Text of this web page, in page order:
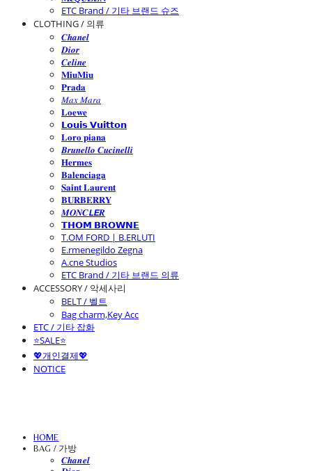
ETC Brand / 기타 브랜드 슈즈
CLOTHING / 의류
𝑪𝒉𝒂𝒏𝒆𝒍
𝑫𝒊𝒐𝒓
𝑪𝒆𝒍𝒊𝒏𝒆
𝐌𝐢𝐮𝐌𝐢𝐮
𝐏𝐫𝐚𝐝𝐚
𝑀𝑎𝑥 𝑀𝑎𝑟𝑎
𝐋𝐨𝐞𝐰𝐞
𝗟𝗼𝘂𝗶𝘀 𝗩𝘂𝗶𝘁𝘁𝗼𝗻
𝐋𝐨𝐫𝐨 𝐩𝐢𝐚𝐧𝐚
𝑩𝒓𝒖𝒏𝒆𝒍𝒍𝒐 𝑪𝒖𝒄𝒊𝒏𝒆𝒍𝒍𝒊
𝐇𝐞𝐫𝐦𝐞𝐬
𝐁𝐚𝐥𝐞𝐧𝐜𝐢𝐚𝐠𝐚
𝐒𝐚𝐢𝐧𝐭 𝐋𝐚𝐮𝐫𝐞𝐧𝐭
𝐁𝐔𝐑𝐁𝐄𝐑𝐑𝐘
𝑴𝑶𝑵𝑪𝙇𝙀𝑹
𝗧𝗛𝗢𝗠 𝗕𝗥𝗢𝗪𝗡𝗘
T.OM FORD | B.ERLUTI
E.rmenegildo Zegna
A.cne Studios
ETC Brand / 기타 브랜드 의류
ACCESSORY / 악세사리
BELT / 벨트
Bag charm,Key Acc
ETC / 기타 잡화
⭐SALE⭐
💖개인결제💖
NOTICE
HOME
BAG / 가방
𝑪𝒉𝒂𝒏𝒆𝒍